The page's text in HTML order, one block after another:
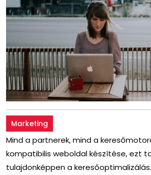
Marketing
Mind a partnerek, mind a
kompatibilis weboldal készítése, ezt
tulajdonképpen a